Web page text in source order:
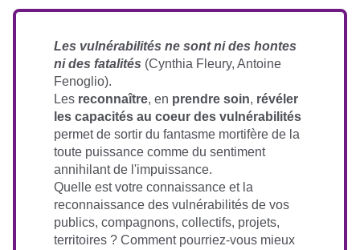
Les vulnérabilités ne sont ni des hontes
ni des fatalités (Cynthia Fleury, Antoine
Fenoglio).
Les reconnaître, en prendre soin, révéler
les capacités au coeur des vulnérabilités
permet de sortir du fantasme mortifère de la
toute puissance comme du sentiment
annihilant de l'impuissance.
Quelle est votre connaissance et la
reconnaissance des vulnérabilités de vos
publics, compagnons, collectifs, projets,
territoires ? Comment pourriez-vous mieux